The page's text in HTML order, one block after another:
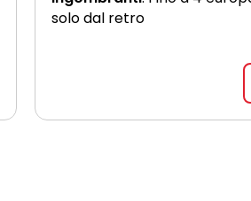
solo dal retro